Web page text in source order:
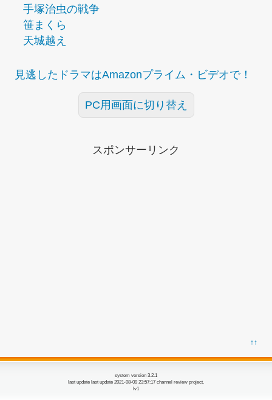
手塚治虫の戦争
笹まくら
天城越え
見逃したドラマはAmazonプライム・ビデオで！
PC用画面に切り替え
スポンサーリンク
↑↑
system version 3.2.1
last update last update 2021-08-09 23:57:17 channel review project.
lv1